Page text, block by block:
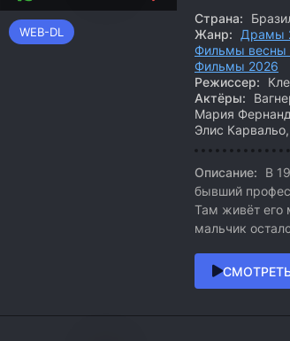
WEB-DL
Страна:
Жанр:
Драмы
Фильмы весны
Фильмы 2026
Режиссер:
Актёры:
Мария
Элис
Описание:
В
бывший
Там живёт его
мальчик